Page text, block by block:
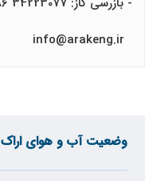
وضعیت آب و هوای اراک